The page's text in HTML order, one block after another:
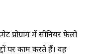
में सीनियर फेलो
पर काम करते हैं। वह